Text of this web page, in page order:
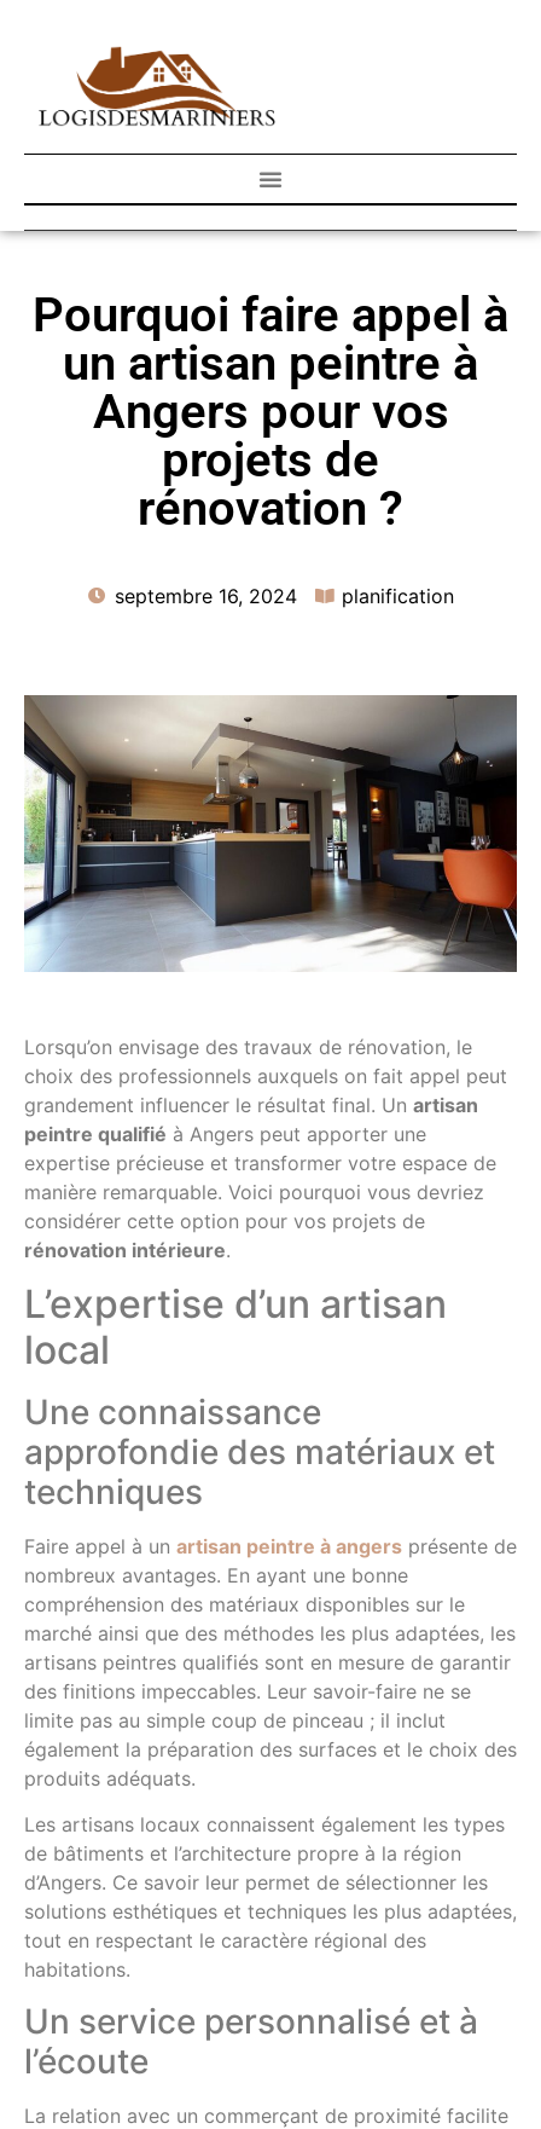
Pourquoi faire appel à
un artisan peintre à
Angers pour vos
projets de
rénovation ?
septembre 16, 2024 planification
Lorsqu’on envisage des travaux de rénovation, le
choix des professionnels auxquels on fait appel peut
grandement influencer le résultat final. Un artisan
peintre qualifié à Angers peut apporter une
expertise précieuse et transformer votre espace de
manière remarquable. Voici pourquoi vous devriez
considérer cette option pour vos projets de
rénovation intérieure.
L’expertise d’un artisan
local
Une connaissance
approfondie des matériaux et
techniques
Faire appel à un artisan peintre à angers présente de
nombreux avantages. En ayant une bonne
compréhension des matériaux disponibles sur le
marché ainsi que des méthodes les plus adaptées, les
artisans peintres qualifiés sont en mesure de garantir
des finitions impeccables. Leur savoir-faire ne se
limite pas au simple coup de pinceau ; il inclut
également la préparation des surfaces et le choix des
produits adéquats.
Les artisans locaux connaissent également les types
de bâtiments et l’architecture propre à la région
d’Angers. Ce savoir leur permet de sélectionner les
solutions esthétiques et techniques les plus adaptées,
tout en respectant le caractère régional des
habitations.
Un service personnalisé et à
l’écoute
La relation avec un commerçant de proximité facilite